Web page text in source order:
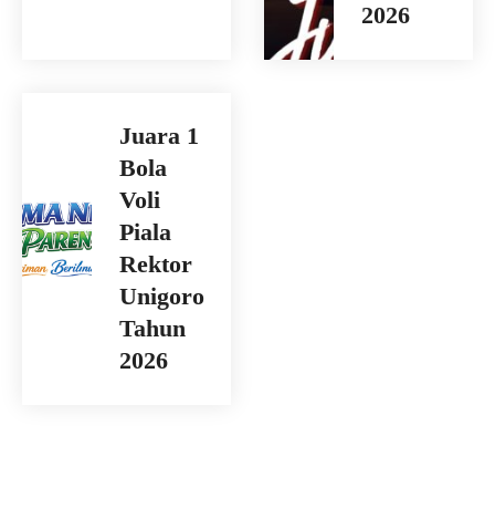
2026
Juara 1
Bola
Voli
Piala
Rektor
Unigoro
Tahun
2026